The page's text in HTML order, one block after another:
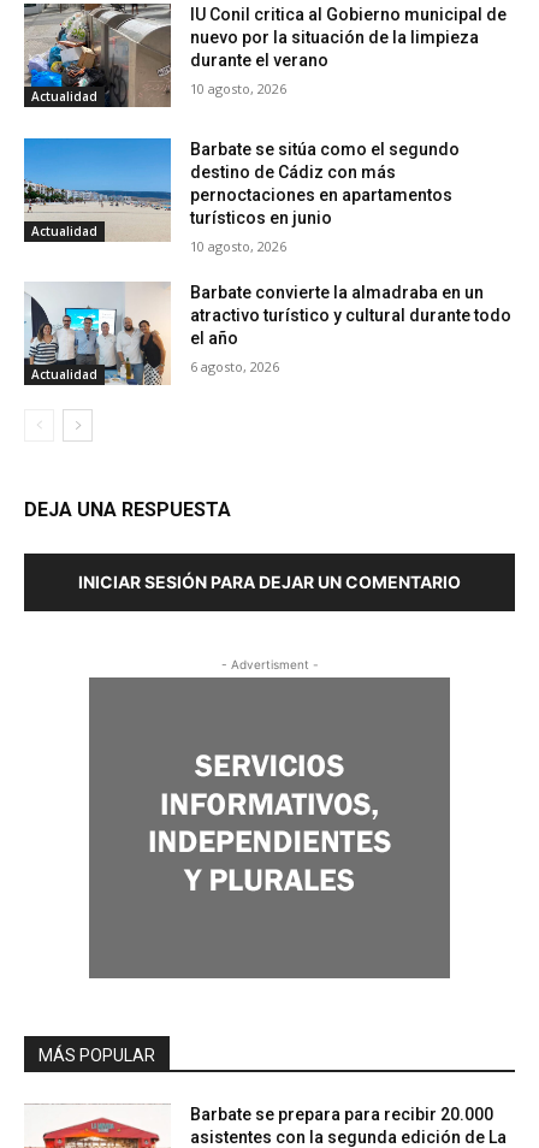
Actualidad
IU Conil critica al Gobierno municipal de
nuevo por la situación de la limpieza
durante el verano
10 agosto, 2026
Actualidad
Barbate se sitúa como el segundo
destino de Cádiz con más
pernoctaciones en apartamentos
turísticos en junio
10 agosto, 2026
Actualidad
Barbate convierte la almadraba en un
atractivo turístico y cultural durante todo
el año
6 agosto, 2026
DEJA UNA RESPUESTA
INICIAR SESIÓN PARA DEJAR UN COMENTARIO
- Advertisment -
MÁS POPULAR
Barbate se prepara para recibir 20.000
asistentes con la segunda edición de La